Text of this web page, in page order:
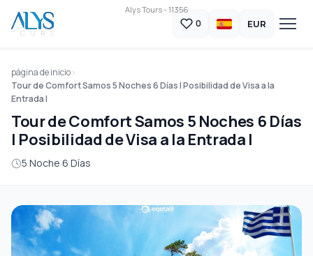
Alys Tours - 11356
0 EUR
página de inicio
Tour de Comfort Samos 5 Noches 6 Días | Posibilidad de Visa a la
Entrada |
Tour de Comfort Samos 5 Noches 6 Días
| Posibilidad de Visa a la Entrada |
5 Noche 6 Días